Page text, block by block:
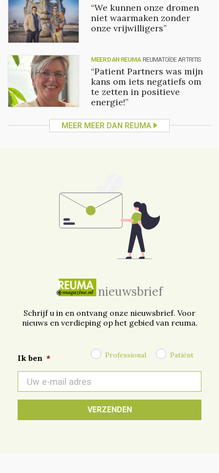
“We kunnen onze dromen
niet waarmaken zonder
onze vrijwilligers”
MEER DAN REUMA REUMATOÏDE ARTRITIS
“Patient Partners was mijn
kans om iets negatiefs om
te zetten in positieve
energie!”
MEER MEER DAN REUMA
nieuwsbrief
Schrijf u in en ontvang onze nieuwsbrief. Voor
nieuws en verdieping op het gebied van reuma.
Ik ben * Professional Patiënt
mail
*